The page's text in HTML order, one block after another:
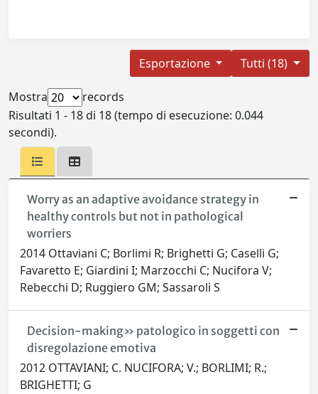
Tutti (18)
Esportazione
Mostra
records
Risultati 1 - 18 di 18 (tempo di esecuzione: 0.044
secondi).
Worry as an adaptive avoidance strategy in
healthy controls but not in pathological
worriers
2014 Ottaviani C; Borlimi R; Brighetti G; Caselli G;
Favaretto E; Giardini I; Marzocchi C; Nucifora V;
Rebecchi D; Ruggiero GM; Sassaroli S
Decision-making» patologico in soggetti con
disregolazione emotiva
2012 OTTAVIANI; C. NUCIFORA; V.; BORLIMI; R.;
BRIGHETTI; G